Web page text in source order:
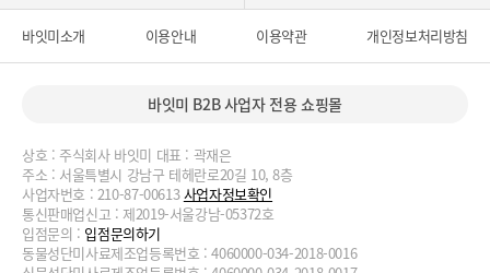
바잇미소개 이용안내 이용약관 개인정보처리방침
바잇미 B2B 사업자 전용 쇼핑몰
상호 : 주식회사 바잇미 대표 : 곽재은
주소 : 서울특별시 강남구 테헤란로20길 10, 8층
사업자번호 : 210-87-00613사업자정보확인
통신판매업신고 : 제2019-서울강남-05372호
입점문의 : 입점문의하기
동물성단미사료제조업등록번호 : 4060000-034-2018-0016